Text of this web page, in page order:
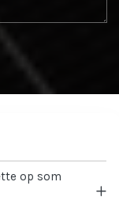
op som